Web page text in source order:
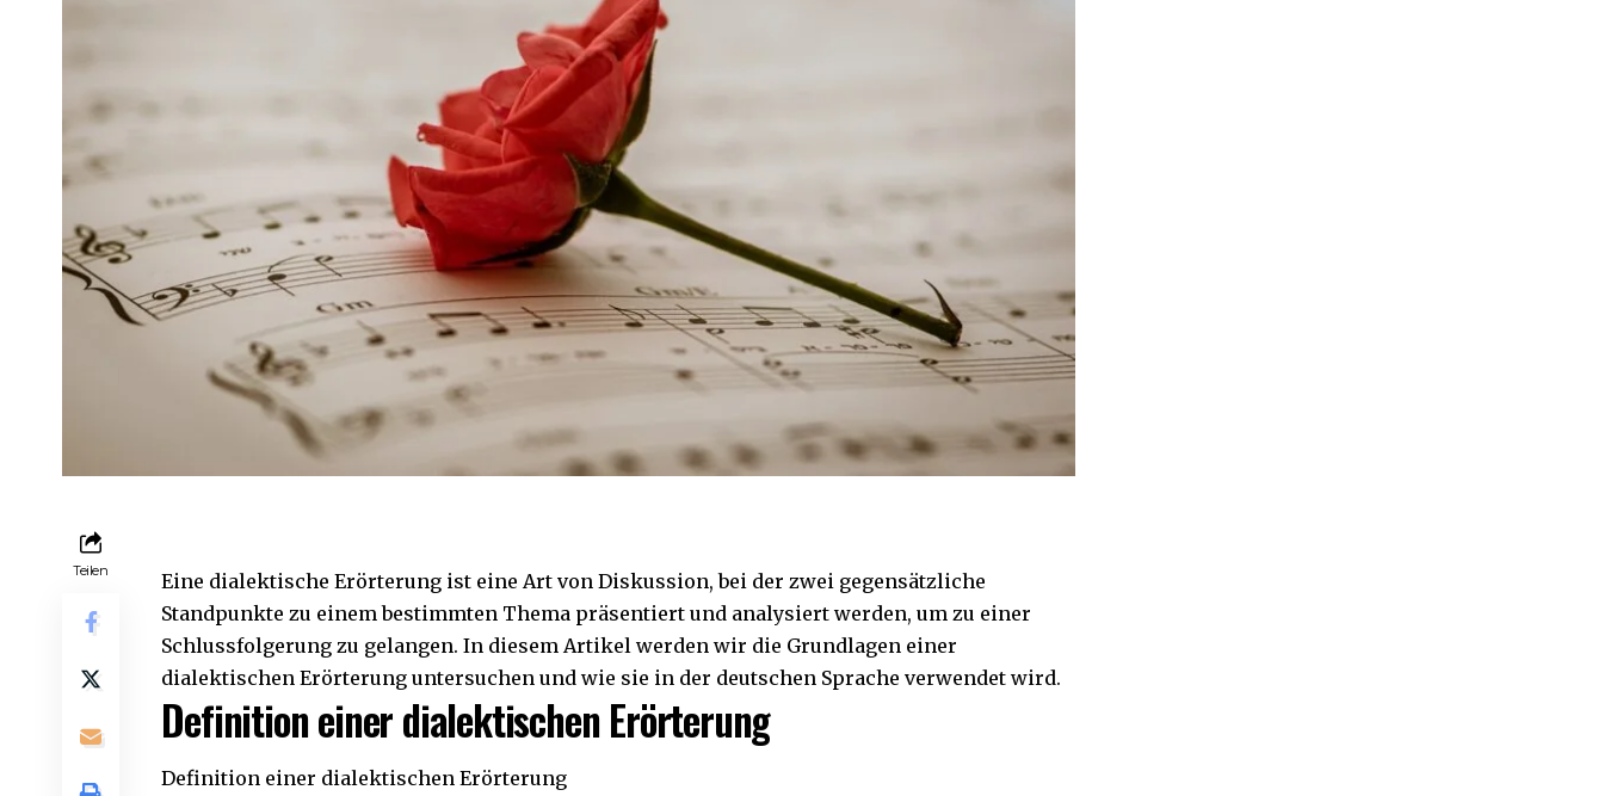
Teilen
Eine dialektische Erörterung ist eine Art von Diskussion, bei der zwei gegensätzliche
Standpunkte zu einem bestimmten Thema präsentiert und analysiert werden, um zu einer
Schlussfolgerung zu gelangen. In diesem Artikel werden wir die Grundlagen einer
dialektischen Erörterung untersuchen und wie sie in der deutschen Sprache verwendet wird.
Definition einer dialektischen Erörterung
Definition einer dialektischen Erörterung